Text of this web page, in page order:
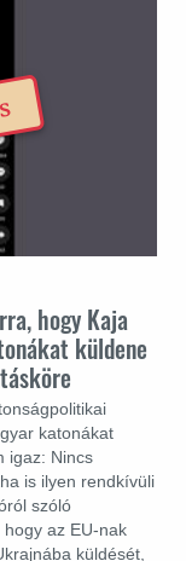
hogy Kaja
küldene
katonákat
igaz: Nincs
is ilyen rendkívüli
szóló
az EU-nak
küldését,